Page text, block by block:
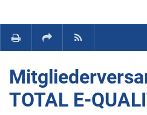
TOTAL E-